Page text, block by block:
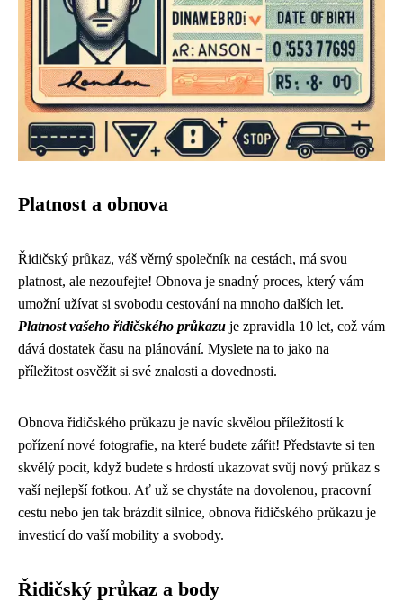
Platnost a obnova
Řidičský průkaz, váš věrný společník na cestách, má svou
platnost, ale nezoufejte! Obnova je snadný proces, který vám
umožní užívat si svobodu cestování na mnoho dalších let.
Platnost vašeho řidičského průkazu je zpravidla 10 let, což vám
dává dostatek času na plánování. Myslete na to jako na
příležitost osvěžit si své znalosti a dovednosti.
Obnova řidičského průkazu je navíc skvělou příležitostí k
pořízení nové fotografie, na které budete zářit! Představte si ten
skvělý pocit, když budete s hrdostí ukazovat svůj nový průkaz s
vaší nejlepší fotkou. Ať už se chystáte na dovolenou, pracovní
cestu nebo jen tak brázdit silnice, obnova řidičského průkazu je
investicí do vaší mobility a svobody.
Řidičský průkaz a body